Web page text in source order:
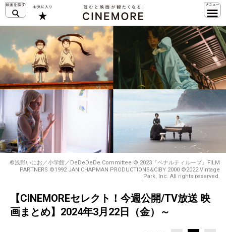
©浅野いにお／小学館／DeDeDeDe Committee © 2023『ペナルティループ』FILM
PARTNERS ©1992 JAN CHAPMAN PRODUCTIONS&CIBY 2000 ©2022 Vintage
Park, Inc. All rights reserved.
【CINEMOREセレクト！今週公開/TV放送 映
画まとめ】2024年3月22日（金）～